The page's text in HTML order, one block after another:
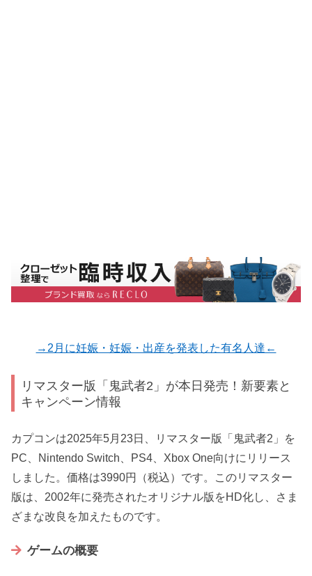
→2月に妊娠・妊娠・出産を発表した有名人達←
リマスター版「鬼武者2」が本日発売！新要素と
キャンペーン情報
カプコンは2025年5月23日、リマスター版「鬼武者2」を
PC、Nintendo Switch、PS4、Xbox One向けにリリース
しました。価格は3990円（税込）です。このリマスター
版は、2002年に発売されたオリジナル版をHD化し、さま
ざまな改良を加えたものです。
ゲームの概要